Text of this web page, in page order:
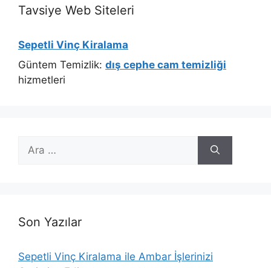
Tavsiye Web Siteleri
Sepetli Vinç Kiralama
Güntem Temizlik: dış cephe cam temizliği
hizmetleri
için
Son Yazılar
Sepetli Vinç Kiralama ile Ambar İşlerinizi